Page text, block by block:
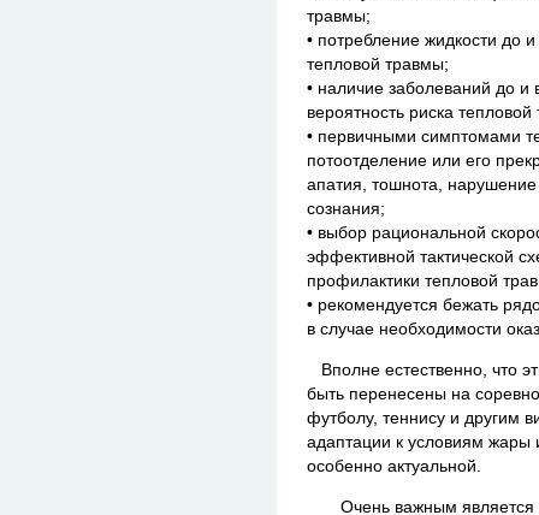
травмы;
• потребление жидкости до
тепловой травмы;
• наличие заболеваний до
вероятность риска
• первичными симптомами
потоотделение или его
апатия, тошнота,
сознания;
• выбор рациональной
эффективной тактической
профилактики тепловой
• рекомендуется бежать
в случае необходимости
Вполне естественно, что
быть перенесены на
футболу, теннису и другим
адаптации к условиям жары
особенно актуальной.
Очень важным является